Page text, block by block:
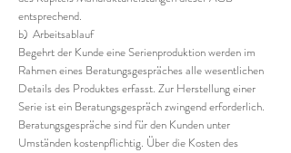
entsprechend.
b) Arbeitsablauf
Begehrt der Kunde eine Serienproduktion werden im
Rahmen eines Beratungsgespräches alle wesentlichen
Details des Produktes erfasst. Zur Herstellung einer
Serie ist ein Beratungsgespräch zwingend erforderlich.
Beratungsgespräche sind für den Kunden unter
Umständen kostenpflichtig. Über die Kosten des